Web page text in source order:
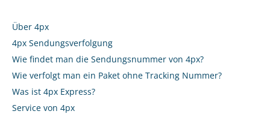
Über 4px
4px Sendungsverfolgung
Wie findet man die Sendungsnummer von 4px?
Wie verfolgt man ein Paket ohne Tracking Nummer?
Was ist 4px Express?
Service von 4px